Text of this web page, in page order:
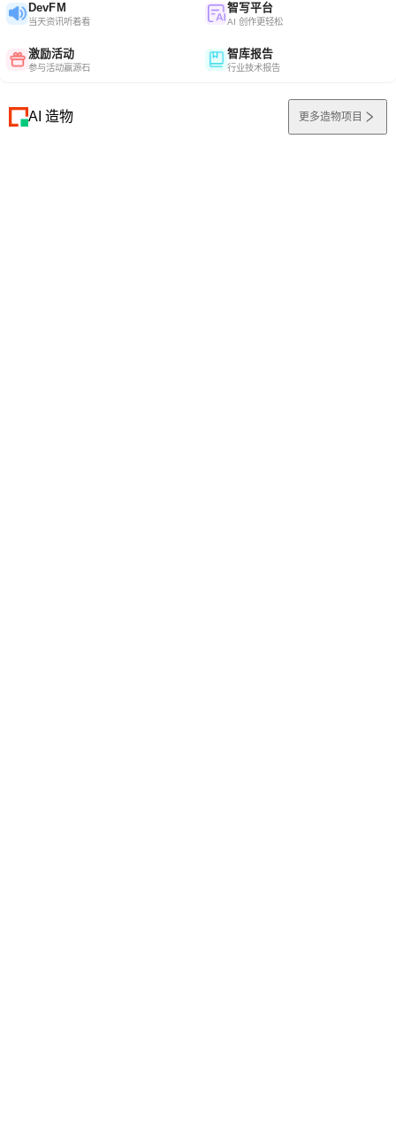
DevFM
当天资讯听着看
智写平台
AI 创作更轻松
激励活动
参与活动赢源石
智库报告
行业技术报告
AI 造物 更多造物项目